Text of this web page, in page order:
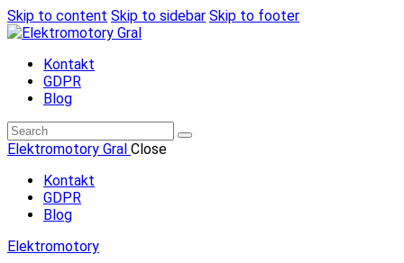
Skip to content Skip to sidebar Skip to footer
Kontakt
GDPR
Blog
Elektromotory Gral Close
Kontakt
GDPR
Blog
Elektromotory